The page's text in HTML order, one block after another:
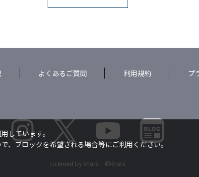
よくあるご質問 利用規約 プ
Licensed by khara ©khara
しています。
ブロックを希望される場合等にご利用ください。